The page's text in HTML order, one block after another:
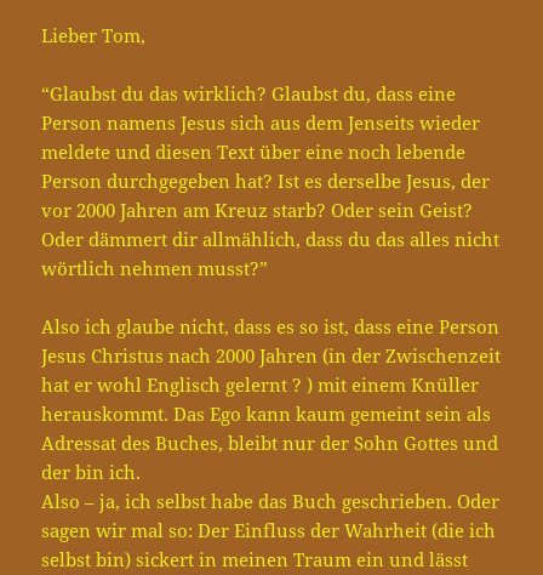
Lieber Tom,
“Glaubst du das wirklich? Glaubst du, dass eine
Person namens Jesus sich aus dem Jenseits wieder
meldete und diesen Text über eine noch lebende
Person durchgegeben hat? Ist es derselbe Jesus, der
vor 2000 Jahren am Kreuz starb? Oder sein Geist?
Oder dämmert dir allmählich, dass du das alles nicht
wörtlich nehmen musst?”
Also ich glaube nicht, dass es so ist, dass eine Person
Jesus Christus nach 2000 Jahren (in der Zwischenzeit
hat er wohl Englisch gelernt ? ) mit einem Knüller
herauskommt. Das Ego kann kaum gemeint sein als
Adressat des Buches, bleibt nur der Sohn Gottes und
der bin ich.
Also – ja, ich selbst habe das Buch geschrieben. Oder
sagen wir mal so: Der Einfluss der Wahrheit (die ich
selbst bin) sickert in meinen Traum ein und lässt